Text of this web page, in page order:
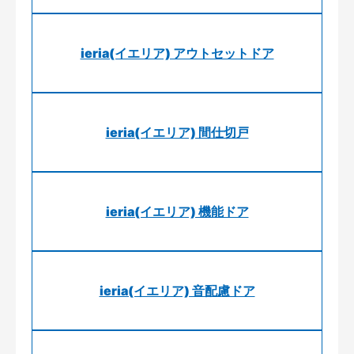
ieria(イエリア) アウトセットドア
ieria(イエリア) 間仕切戸
ieria(イエリア) 機能ドア
ieria(イエリア) 音配慮ドア